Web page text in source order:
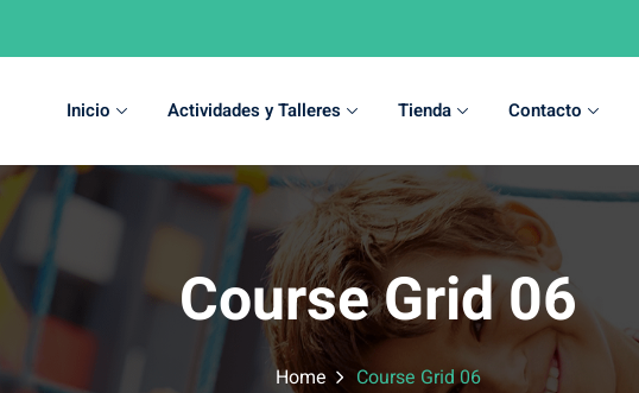
Inicio Actividades y Talleres Tienda Contacto
Course Grid 06
Home Course Grid 06
Sign in Sign up
Sign in
Don’t have an account? Sign up